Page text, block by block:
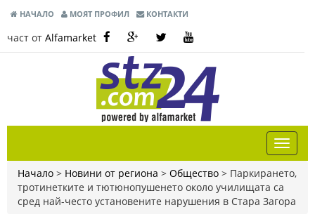
НАЧАЛО МОЯТ ПРОФИЛ КОНТАКТИ
част от Alfamarket
Начало > Новини от региона > Общество > Паркирането,
тротинетките и тютюнопушенето около училищата са
сред най-често установените нарушения в Стара Загора